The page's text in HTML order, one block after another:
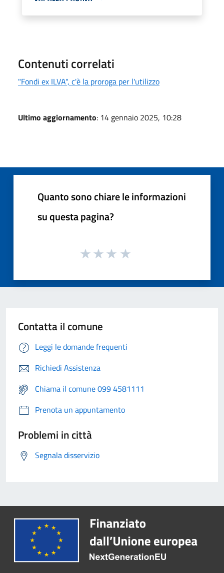
Contenuti correlati
"Fondi ex ILVA", c'è la proroga per l'utilizzo
Ultimo aggiornamento: 14 gennaio 2025, 10:28
Quanto sono chiare le informazioni
su questa pagina?
Contatta il comune
Leggi le domande frequenti
Richiedi Assistenza
Chiama il comune 099 4581111
Prenota un appuntamento
Problemi in città
Segnala disservizio